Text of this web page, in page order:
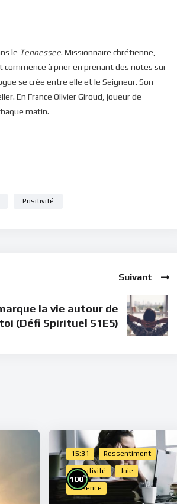
le Tennessee. Missionnaire chrétienne,
commence à prier en prenant des notes sur
se crée entre elle et le Seigneur. Son
En France Olivier Giroud, joueur de
matin.
Positivité
Suivant
la vie autour de
toi (Défi Spirituel S1E5)
15:31 Ressentiment
Négativité Joie
Présence
100%